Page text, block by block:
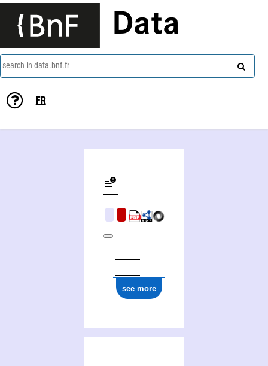
Data
search in data.bnf.fr
FR
see more